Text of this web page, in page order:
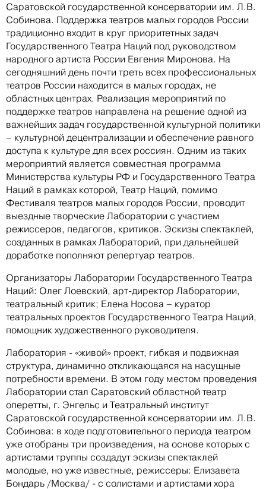
Саратовской государственной консерватории им. Л.В.
Собинова. Поддержка театров малых городов России
традиционно входит в круг приоритетных задач
Государственного Театра Наций под руководством
народного артиста России Евгения Миронова. На
сегодняшний день почти треть всех профессиональных
театров России находится в малых городах, не
областных центрах. Реализация мероприятий по
поддержке театров направлена на решение одной из
важнейших задач государственной культурной политики
– культурной децентрализации и обеспечение равного
доступа к культуре для всех россиян. Одним из таких
мероприятий является совместная программа
Министерства культуры РФ и Государственного Театра
Наций в рамках которой, Театр Наций, помимо
Фестиваля театров малых городов России, проводит
выездные творческие Лаборатории с участием
режиссеров, педагогов, критиков. Эскизы спектаклей,
созданных в рамках Лабораторий, при дальнейшей
доработке пополняют репертуар театров.
Организаторы Лаборатории Государственного Театра
Наций: Олег Лоевский, арт-директор Лаборатории,
театральный критик; Елена Носова – куратор
театральных проектов Государственного Театра Наций,
помощник художественного руководителя.
Лаборатория - «живой» проект, гибкая и подвижная
структура, динамично откликающаяся на насущные
потребности времени. В этом году местом проведения
Лаборатории стал Саратовский областной театр
оперетты, г. Энгельс и Театральный институт
Саратовской государственной консерватории им. Л.В.
Собинова: в ходе подготовительного периода театром
уже отобраны три произведения, на основе которых с
артистами труппы создадут эскизы спектаклей
молодые, но уже известные, режиссеры: Елизавета
Бондарь /Москва/ - с солистами и артистами хора